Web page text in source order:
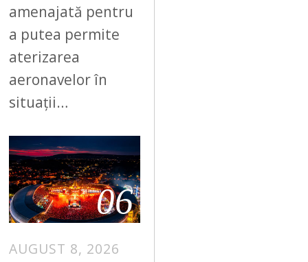
amenajată pentru
a putea permite
aterizarea
aeronavelor în
situații…
06
AUGUST 8, 2026